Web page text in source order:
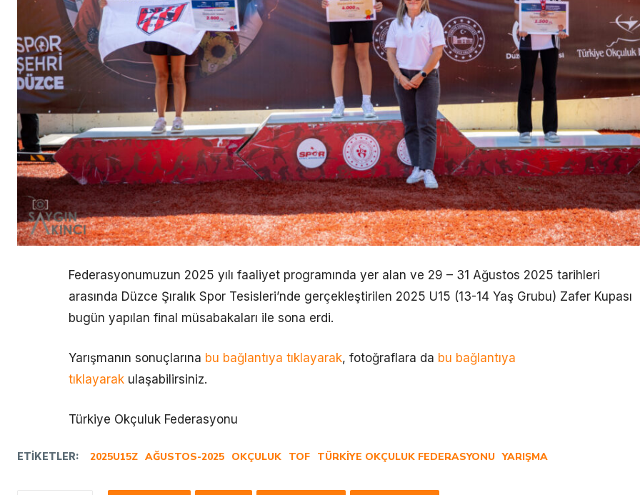
Federasyonumuzun 2025 yılı faaliyet programında yer alan ve 29 – 31 Ağustos 2025 tarihleri
arasında Düzce Şıralık Spor Tesisleri’nde gerçekleştirilen 2025 U15 (13-14 Yaş Grubu) Zafer Kupası
bugün yapılan final müsabakaları ile sona erdi.
Yarışmanın sonuçlarına bu bağlantıya tıklayarak, fotoğraflara da bu bağlantıya
tıklayarak ulaşabilirsiniz.
Türkiye Okçuluk Federasyonu
ETIKETLER: 2025U15Z AĞUSTOS-2025 OKÇULUK TOF TÜRKIYE OKÇULUK FEDERASYONU YARIŞMA